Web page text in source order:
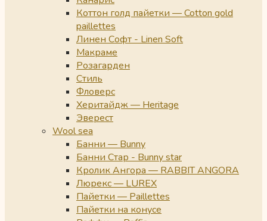
Коттон голд пайетки — Cotton gold
paillettes
Линен Софт - Linen Soft
Макраме
Розагарден
Стиль
Фловерс
Херитайдж — Heritage
Эверест
Wool sea
Банни — Bunny
Банни Стар - Bunny star
Кролик Ангора — RABBIT ANGORA
Люрекс — LUREX
Пайетки — Paillettes
Пайетки на конусе